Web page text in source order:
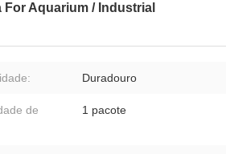
Aquarium / Industrial
Duradouro
de
1 pacote